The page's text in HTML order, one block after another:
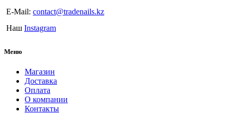
E-Mail: contact@tradenails.kz
Наш Instagram
Меню
Магазин
Доставка
Оплата
О компании
Контакты